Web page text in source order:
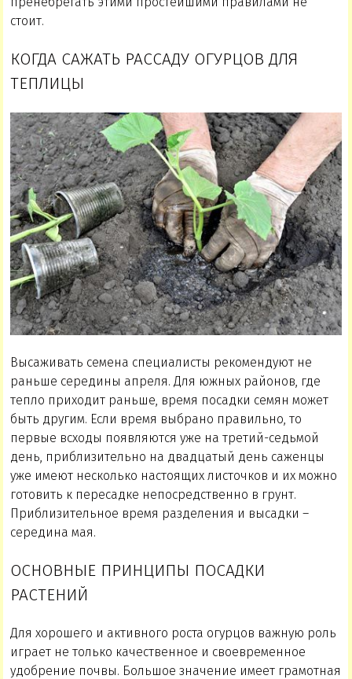
стоит.
КОГДА САЖАТЬ РАССАДУ ОГУРЦОВ ДЛЯ
ТЕПЛИЦЫ
Высаживать семена специалисты рекомендуют не
раньше середины апреля. Для южных районов, где
тепло приходит раньше, время посадки семян может
быть другим. Если время выбрано правильно, то
первые всходы появляются уже на третий-седьмой
день, приблизительно на двадцатый день саженцы
уже имеют несколько настоящих листочков и их можно
готовить к пересадке непосредственно в грунт.
Приблизительное время разделения и высадки –
середина мая.
ОСНОВНЫЕ ПРИНЦИПЫ ПОСАДКИ
РАСТЕНИЙ
Для хорошего и активного роста огурцов важную роль
играет не только качественное и своевременное
удобрение почвы. Большое значение имеет грамотная